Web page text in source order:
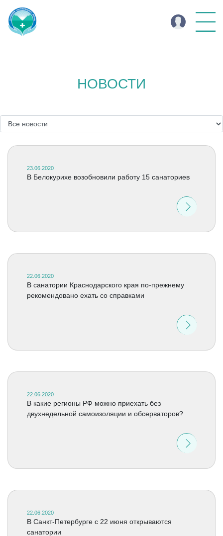
НОВОСТИ
23.06.2020
В Белокурихе возобновили работу 15 санаториев
22.06.2020
В санатории Краснодарского края по-прежнему
рекомендовано ехать со справками
22.06.2020
В какие регионы РФ можно приехать без
двухнедельной самоизоляции и обсерваторов?
22.06.2020
В Санкт-Петербурге с 22 июня открываются
санатории